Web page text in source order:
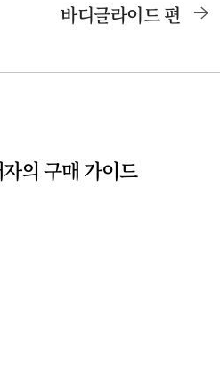
바디글라이드 편
의 구매 가이드